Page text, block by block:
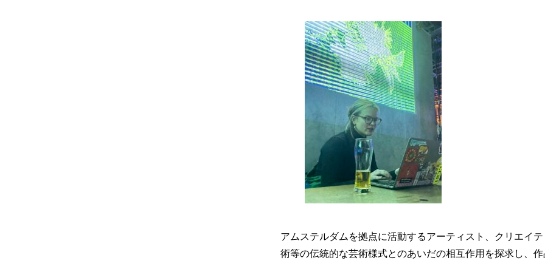
アムステルダムを拠点に活動するアーティスト、クリエイ
術等の伝統的な芸術様式とのあいだの相互作用を探求し、作